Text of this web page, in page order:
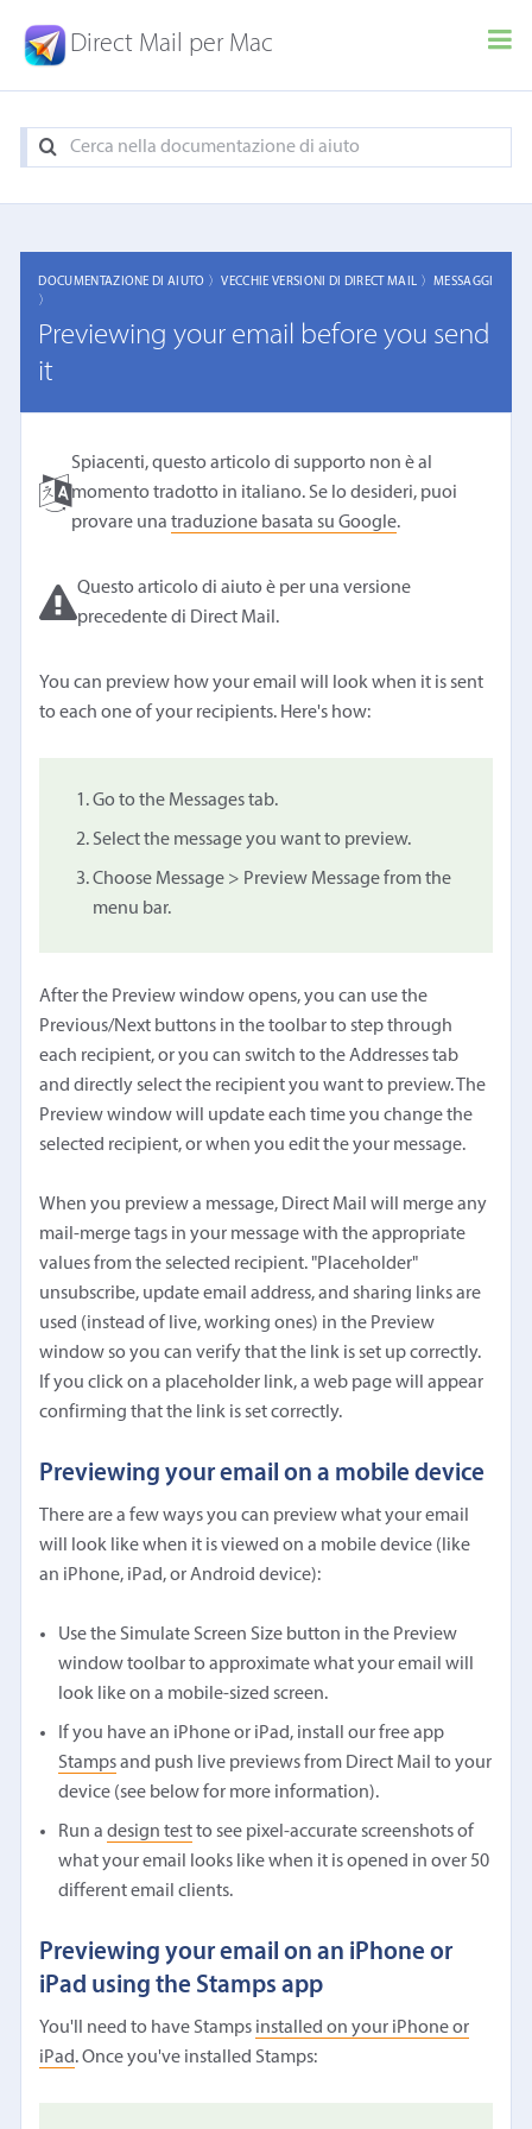
Direct Mail per Mac
DOCUMENTAZIONE DI AIUTO 〉VECCHIE VERSIONI DI DIRECT MAIL 〉 MESSAGGI
〉
Previewing your email before you send
it
Spiacenti, questo articolo di supporto non è al
momento tradotto in italiano. Se lo desideri, puoi
provare unatraduzione basata su Google.
Questo articolo di aiuto è per una versione
precedente di Direct Mail.
You can preview how your email will look when it is sent
to each one of your recipients. Here's how:
Go to the Messages tab.
Select the message you want to preview.
Choose Message > Preview Message from the
menu bar.
After the Preview window opens, you can use the
Previous/Next buttons in the toolbar to step through
each recipient, or you can switch to the Addresses tab
and directly select the recipient you want to preview. The
Preview window will update each time you change the
selected recipient, or when you edit the your message.
When you preview a message, Direct Mail will merge any
mail-merge tags in your message with the appropriate
values from the selected recipient. "Placeholder"
unsubscribe, update email address, and sharing links are
used (instead of live, working ones) in the Preview
window so you can verify that the link is set up correctly.
If you click on a placeholder link, a web page will appear
confirming that the link is set correctly.
Previewing your email on a mobile device
There are a few ways you can preview what your email
will look like when it is viewed on a mobile device (like
an iPhone, iPad, or Android device):
Use the Simulate Screen Size button in the Preview
window toolbar to approximate what your email will
look like on a mobile-sized screen.
If you have an iPhone or iPad, install our free app
Stampsand push live previews from Direct Mail to your
device (see below for more information).
Run adesign testto see pixel-accurate screenshots of
what your email looks like when it is opened in over 50
different email clients.
Previewing your email on an iPhone or
iPad using the Stamps app
You'll need to have Stamps installed on your iPhone or
iPad. Once you've installed Stamps: